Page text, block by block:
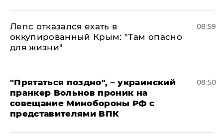
Лепс отказался ехать в
оккупированный Крым: "Там опасно
для жизни"
08:59
"Прятаться поздно", – украинский
пранкер Вольнов проник на
совещание Минобороны РФ с
представителями ВПК
08:50